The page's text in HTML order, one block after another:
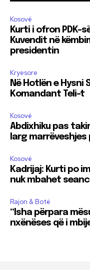
Kosovë
Kurti i ofron PDK-
Kuvendit në
presidentin
Kryesore
Në Hotlën e Hysni
Komandant Teli-t
Kosovë
Abdixhiku pas
larg
Kosovë
Kadrijaj: Kurti po
nuk mbahet
Rajon & Botë
“Isha përpara
nxënëses që i